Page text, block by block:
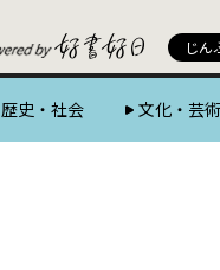
じん
歴史・社会 文化・芸術